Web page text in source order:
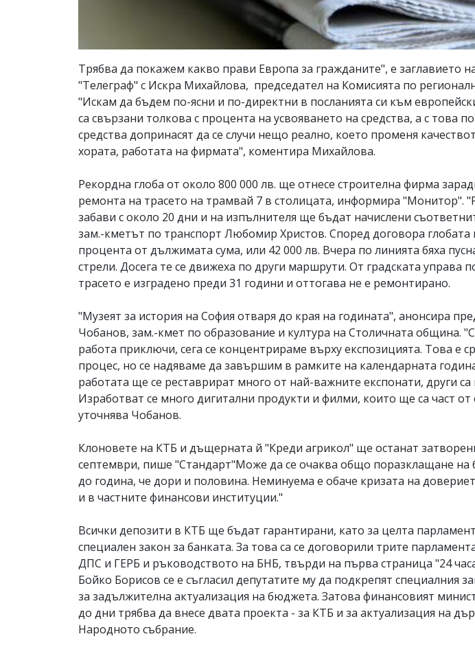
Трябва да покажем какво прави Европа за гражданите", е заглавието
"Телеграф" с Искра Михайлова, председател на Комисията по
"Искам да бъдем по-ясни и по-директни в посланията си към
са свързани толкова с процента на усвояването на средства, а с това
средства допринасят да се случи нещо реално, което променя
хората, работата на фирмата", коментира Михайлова.
Рекордна глоба от около 800 000 лв. ще отнесе строителна фирма
ремонта на трасето на трамвай 7 в столицата, информира "Монитор".
забави с около 20 дни и на изпълнителя ще бъдат начислени
зам.-кметът по транспорт Любомир Христов. Според договора глобата
процента от дължимата сума, или 42 000 лв. Вчера по линията бяха
стрели. Досега те се движеха по други маршрути. От градската управа
трасето е изградено преди 31 години и оттогава не е ремонтирано.
"Музеят за история на София отваря до края на годината", анонсира
Чобанов, зам.-кмет по образование и култура на Столичната община.
работа приключи, сега се концентрираме върху експозицията. Това е
процес, но се надяваме да завършим в рамките на календарната
работата ще се реставрират много от най-важните експонати, други са
Изработват се много дигитални продукти и филми, които ще са част от
уточнява Чобанов.
Клоновете на КТБ и дъщерната й "Креди агрикол" ще останат
септември, пише "Стандарт"Може да се очаква общо поразклащане на
до година, че дори и половина. Неминуема е обаче кризата на
и в частните финансови институции."
Всички депозити в КТБ ще бъдат гарантирани, като за целта
специален закон за банката. За това са се договорили трите
ДПС и ГЕРБ и ръководството на БНБ, твърди на първа страница "24
Бойко Борисов се е съгласил депутатите му да подкрепят специалния
за задължителна актуализация на бюджета. Затова финансовият
до дни трябва да внесе двата проекта - за КТБ и за актуализация на
Народното събрание.